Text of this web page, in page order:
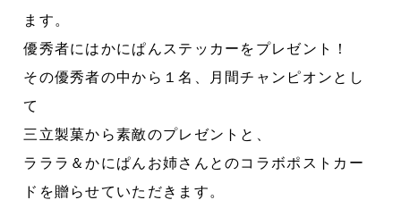
ます。
優秀者にはかにぱんステッカーをプレゼント！
その優秀者の中から１名、月間チャンピオンとし
て
三立製菓から素敵のプレゼントと、
ラララ＆かにぱんお姉さんとのコラボポストカー
ドを贈らせていただきます。